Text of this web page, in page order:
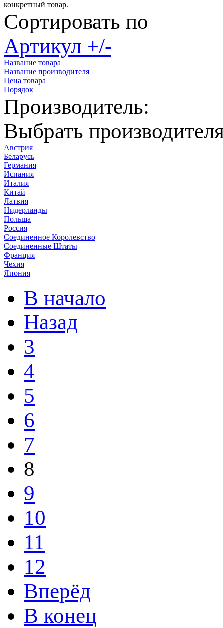
конкретный товар.
Сортировать по
Артикул +/-
Название товара
Название производителя
Цена товара
Порядок
Производитель:
Выбрать
Австрия
Беларусь
Германия
Испания
Италия
Китай
Латвия
Нидерланды
Польша
Россия
Соединенное Королевство
Соединенные Штаты
Франция
Чехия
Япония
В начало
Назад
3
4
5
6
7
8
9
10
11
12
Вперёд
В конец